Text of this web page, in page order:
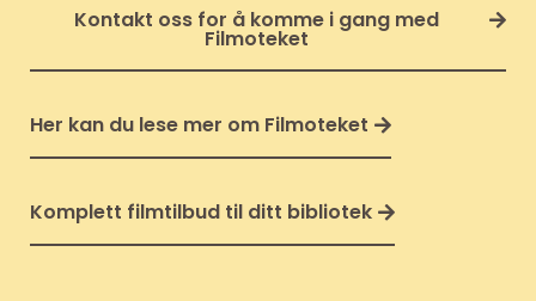
Kontakt oss for å komme i gang med
Filmoteket
Her kan du lese mer om Filmoteket
Komplett filmtilbud til ditt bibliotek